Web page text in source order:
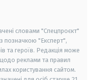
словами "Спецпроєкт"
позначкою "Експерт",
та героїв. Редакція може
щодо реклами та правил
користування сайтом.